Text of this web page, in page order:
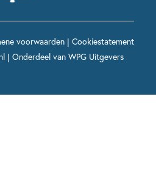
voorwaarden| Cookiestatement
| Onderdeel van WPG Uitgevers